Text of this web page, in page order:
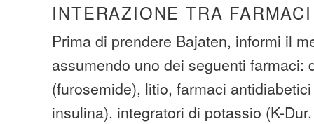
INTERAZIONE TRA FARMACI
Prima di prendere Bajaten, informi il
assumendo uno dei seguenti farmaci:
(furosemide), litio, farmaci
insulina), integratori di potassio (K-